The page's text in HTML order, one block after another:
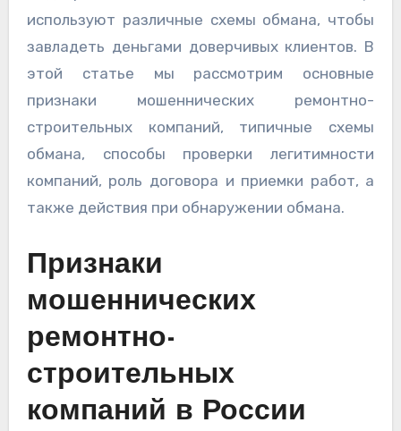
используют различные схемы обмана, чтобы
завладеть деньгами доверчивых клиентов. В
этой статье мы рассмотрим основные
признаки мошеннических ремонтно-
строительных компаний, типичные схемы
обмана, способы проверки легитимности
компаний, роль договора и приемки работ, а
также действия при обнаружении обмана.
Признаки
мошеннических
ремонтно-
строительных
компаний в России